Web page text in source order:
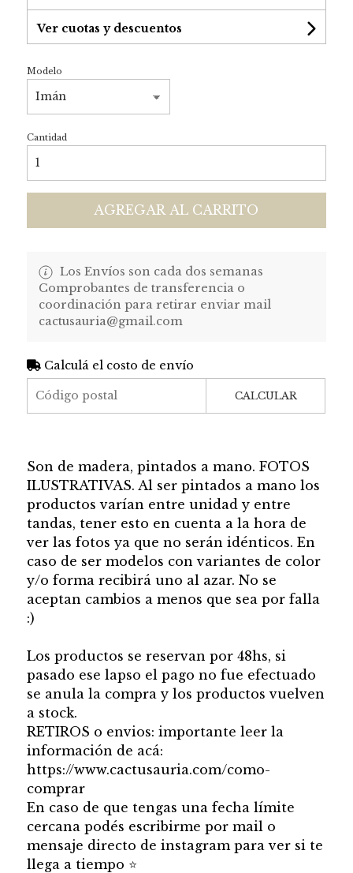
Ver cuotas y descuentos
Modelo
Cantidad
AGREGAR AL CARRITO
Los Envíos son cada dos semanas
Comprobantes de transferencia o
coordinación para retirar enviar mail
cactusauria@gmail.com
Calculá el costo de envío
CALCULAR
Son de madera, pintados a mano. FOTOS
ILUSTRATIVAS. Al ser pintados a mano los
productos varían entre unidad y entre
tandas, tener esto en cuenta a la hora de
ver las fotos ya que no serán idénticos. En
caso de ser modelos con variantes de color
y/o forma recibirá uno al azar. No se
aceptan cambios a menos que sea por falla
:)
Los productos se reservan por 48hs, si
pasado ese lapso el pago no fue efectuado
se anula la compra y los productos vuelven
a stock.
RETIROS o envios: importante leer la
información de acá:
https://www.cactusauria.com/como-
comprar
En caso de que tengas una fecha límite
cercana podés escribirme por mail o
mensaje directo de instagram para ver si te
llega a tiempo ⭐